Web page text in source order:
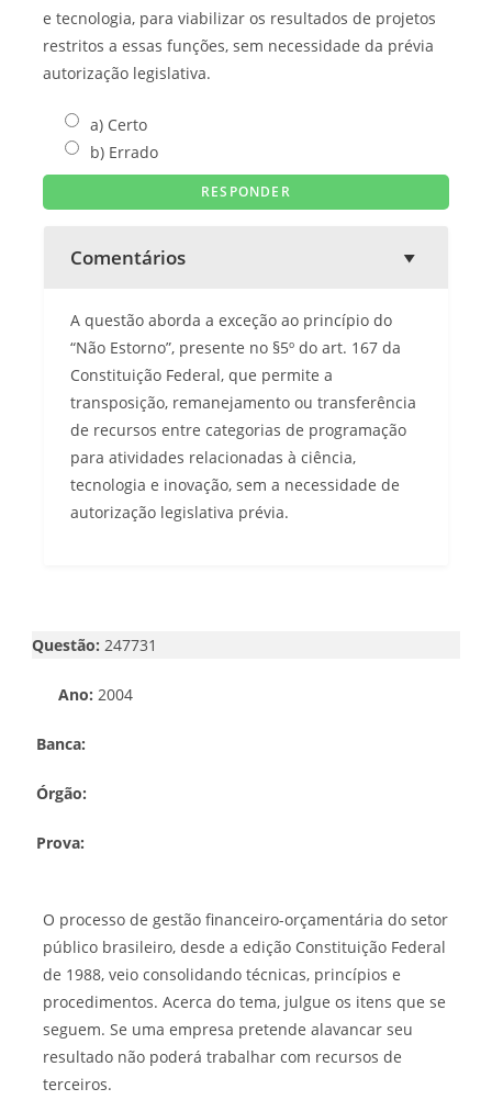
e tecnologia, para viabilizar os resultados de projetos
restritos a essas funções, sem necessidade da prévia
autorização legislativa.
a) Certo
b) Errado
Comentários
A questão aborda a exceção ao princípio do
“Não Estorno”, presente no §5º do art. 167 da
Constituição Federal, que permite a
transposição, remanejamento ou transferência
de recursos entre categorias de programação
para atividades relacionadas à ciência,
tecnologia e inovação, sem a necessidade de
autorização legislativa prévia.
Questão: 247731
Ano: 2004
Banca:
Órgão:
Prova:
O processo de gestão financeiro-orçamentária do setor
público brasileiro, desde a edição Constituição Federal
de 1988, veio consolidando técnicas, princípios e
procedimentos. Acerca do tema, julgue os itens que se
seguem. Se uma empresa pretende alavancar seu
resultado não poderá trabalhar com recursos de
terceiros.